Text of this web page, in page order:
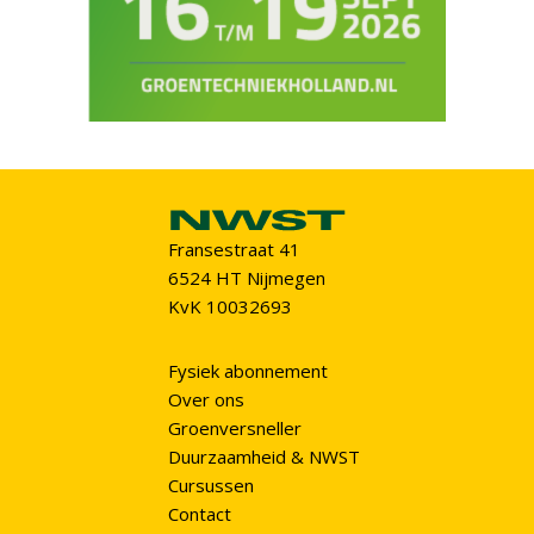
Fransestraat 41
6524 HT Nijmegen
KvK 10032693
Fysiek abonnement
Over ons
Groenversneller
Duurzaamheid & NWST
Cursussen
Contact